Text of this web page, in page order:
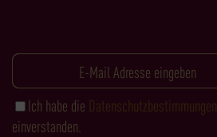
Ich habe die Datenschutzbestimmungen
einverstanden.